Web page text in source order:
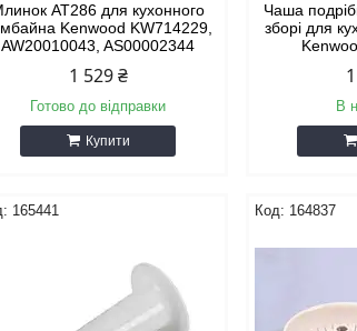
AT286 для кухонного
Kenwood KW714229,
AW20010043, AS00002344
1 529 ₴
Готово до відправки
Купити
Чаша
зборі для
В
165441 164837